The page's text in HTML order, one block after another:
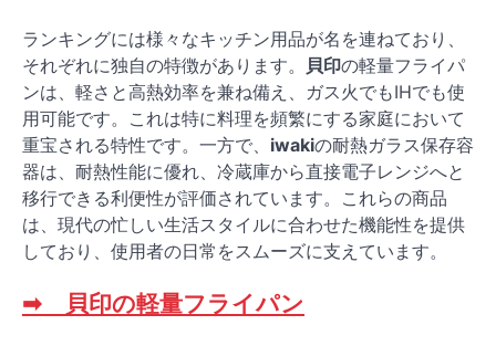
ランキングには様々なキッチン用品が名を連ねており、
それぞれに独自の特徴があります。
貝印の軽量フライパ
ンは、軽さと高熱効率を兼ね備え、ガス火でもIHでも使
用可能です。これは特に料理を頻繁にする家庭において
重宝される特性です。一方で、 iwakiの耐熱ガラス保存容
器は、耐熱性能に優れ、冷蔵庫から直接電子レンジへと
移行できる利便性が評価されています。これらの商品
は、現代の忙しい生活スタイルに合わせた機能性を提供
しており、使用者の日常をスムーズに支えています。
➡ 貝印の軽量フライパン